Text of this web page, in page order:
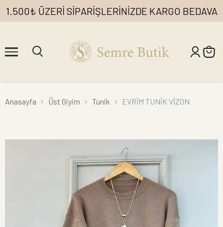
1.500₺ ÜZERİ SİPARİŞLERİNİZDE KARGO BEDAVA
Anasayfa Üst Giyim Tunik EVRİM TUNİK VİZON